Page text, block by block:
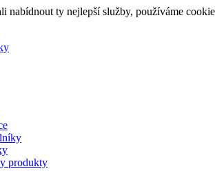
nabídnout ty nejlepší služby, používáme
produkty